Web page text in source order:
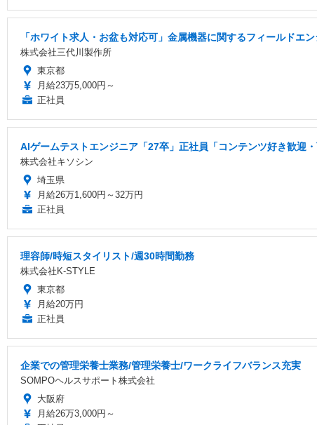
「ホワイト求人・お盆も対応可」金属機器に関するフィールド
株式会社三代川製作所
東京都
月給23万5,000円～
正社員
AIゲームテストエンジニア「27卒」正社員「コンテンツ好き歓迎
株式会社キソシン
埼玉県
月給26万1,600円～32万円
正社員
理容師/時短スタイリスト/週30時間勤務
株式会社K-STYLE
東京都
月給20万円
正社員
企業での管理栄養士業務/管理栄養士/ワークライフバランス充実
SOMPOヘルスサポート株式会社
大阪府
月給26万3,000円～